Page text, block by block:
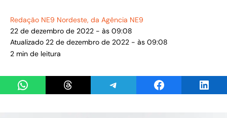
Redação NE9 Nordeste, da Agência NE9
22 de dezembro de 2022 - às 09:08
Atualizado 22 de dezembro de 2022 - às 09:08
2 min de leitura
Share on WhatsAppShare on ThreadsShare on TelegramShare on Facebook